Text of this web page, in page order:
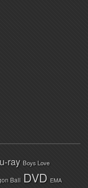
ray Boys Love
Ball DVD EMA